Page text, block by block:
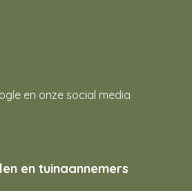
en onze social media
en tuinaannemers